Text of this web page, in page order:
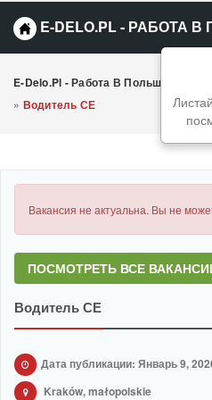
E-DELO.PL - РАБОТА
E-Delo.pl - Работа В Польше
» Водитель СЕ
Вакансия не актуальна. Вы не
ПОСМОТРЕТЬ ВСЕ
Водитель СЕ
Дата публикации: Январь 9,
Kraków, małopolskie